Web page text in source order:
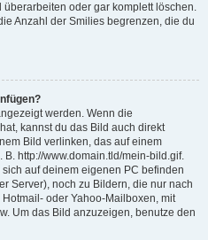
oder gar komplett löschen.
Anzahl der Smilies begrenzen, die du
werden. Wenn die
kannst du das Bild auch direkt
Bild verlinken, das auf einem
http://www.domain.tld/mein-bild.gif.
auf deinem eigenen PC befinden
Server), noch zu Bildern, die nur nach
oder Yahoo-Mailboxen, mit
Um das Bild anzuzeigen, benutze den